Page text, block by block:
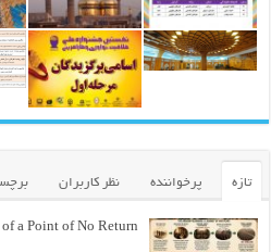
تازه پرخواننده نظر کاربران
a Point of No Return